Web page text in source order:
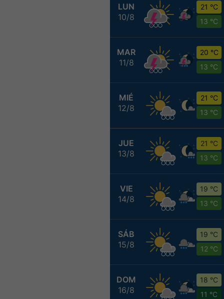
LUN
10/8
21 °C
13 °C
MAR
11/8
20 °C
13 °C
MIÉ
12/8
21 °C
13 °C
JUE
13/8
21 °C
13 °C
VIE
14/8
19 °C
13 °C
SÁB
15/8
19 °C
12 °C
DOM
16/8
18 °C
11 °C